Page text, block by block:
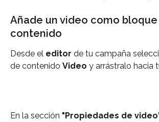
Añade un video como
contenido
Desde el editor de tu campaña
de contenido Video y arrástralo hacia
En la sección "Propiedades de